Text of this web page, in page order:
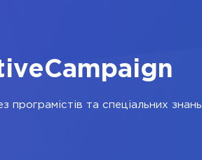
та спеціальних знань.